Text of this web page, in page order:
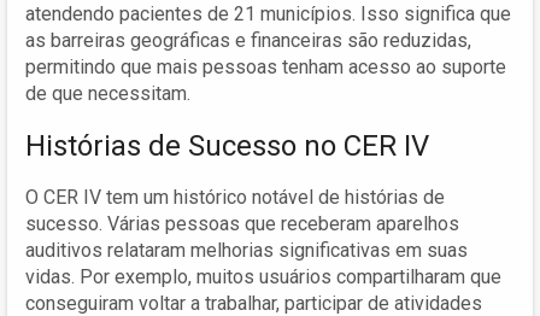
atendendo pacientes de 21 municípios. Isso significa que
as barreiras geográficas e financeiras são reduzidas,
permitindo que mais pessoas tenham acesso ao suporte
de que necessitam.
Histórias de Sucesso no CER IV
O CER IV tem um histórico notável de histórias de
sucesso. Várias pessoas que receberam aparelhos
auditivos relataram melhorias significativas em suas
vidas. Por exemplo, muitos usuários compartilharam que
conseguiram voltar a trabalhar, participar de atividades